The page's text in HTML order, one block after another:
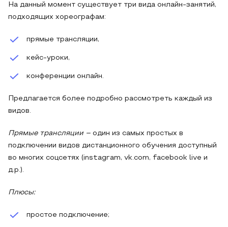
На данный момент существует три вида онлайн-занятий,
подходящих хореографам:
прямые трансляции,
кейс-уроки,
конференции онлайн.
Предлагается более подробно рассмотреть каждый из
видов.
Прямые трансляции – один из самых простых в
подключении видов дистанционного обучения доступный
во многих соцсетях (instagram, vk.com, facebook live и
д.р.).
Плюсы:
простое подключение;